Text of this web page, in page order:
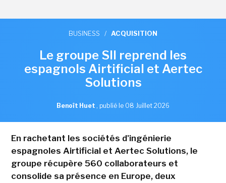
BUSINESS / ACQUISITION
Le groupe SII reprend les
espagnols Airtificial et Aertec
Solutions
Benoît Huet , publié le 08 Juillet 2026
En rachetant les sociétés d'ingénierie
espagnoles Airtificial et Aertec Solutions, le
groupe récupère 560 collaborateurs et
consolide sa présence en Europe, deux